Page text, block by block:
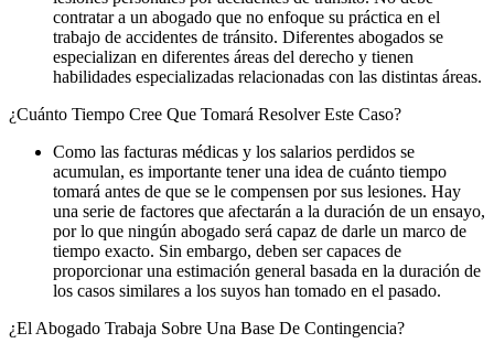
contratar a un abogado que no enfoque su práctica en el
trabajo de accidentes de tránsito. Diferentes abogados se
especializan en diferentes áreas del derecho y tienen
habilidades especializadas relacionadas con las distintas áreas.
¿Cuánto Tiempo Cree Que Tomará Resolver Este Caso?
Como las facturas médicas y los salarios perdidos se
acumulan, es importante tener una idea de cuánto tiempo
tomará antes de que se le compensen por sus lesiones. Hay
una serie de factores que afectarán a la duración de un ensayo,
por lo que ningún abogado será capaz de darle un marco de
tiempo exacto. Sin embargo, deben ser capaces de
proporcionar una estimación general basada en la duración de
los casos similares a los suyos han tomado en el pasado.
¿El Abogado Trabaja Sobre Una Base De Contingencia?